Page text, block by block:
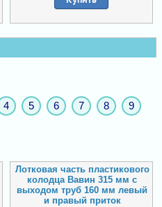
4 5 6 7 8
9
Лотковая часть пластикового
колодца Вавин 315 мм с
выходом труб 160 мм левый
и правый приток